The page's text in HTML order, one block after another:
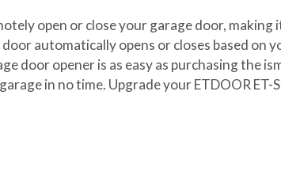
open or close your garage door,
automatically opens or closes based on
door opener is as easy as purchasing
in no time. Upgrade your ETDOOR